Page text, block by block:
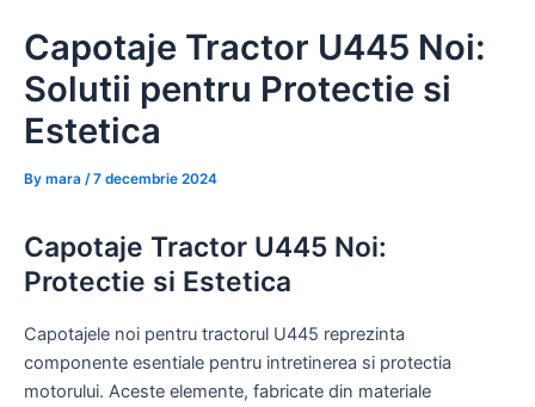
content
Capotaje Tractor U445 Noi:
Solutii pentru Protectie si
Estetica
By mara /7 decembrie 2024
Capotaje Tractor U445 Noi:
Protectie si Estetica
Capotajele noi pentru tractorul U445 reprezinta
componente esentiale pentru intretinerea si protectia
motorului. Aceste elemente, fabricate din materiale